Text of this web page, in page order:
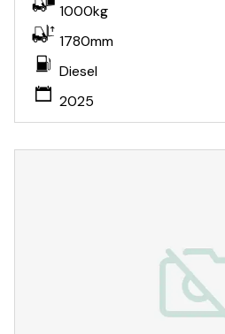
1000kg
1780mm
Diesel
2025